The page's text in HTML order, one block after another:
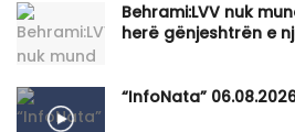
Behrami:LVV nuk
herë gënjeshtrën e
“InfoNata”